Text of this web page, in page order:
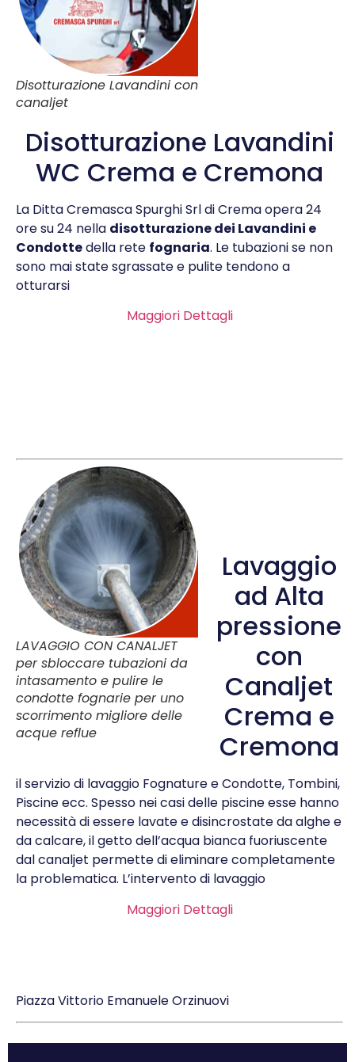
Disotturazione Lavandini con
canaljet
Disotturazione Lavandini
WC Crema e Cremona
La Ditta Cremasca Spurghi Srl di Crema opera 24
ore su 24 nella disotturazione dei Lavandini e
Condottedella rete fognaria. Le tubazioni se non
sono mai state sgrassate e pulite tendono a
otturarsi
Maggiori Dettagli
LAVAGGIO CON CANALJET
per sbloccare tubazioni da
intasamento e pulire le
condotte fognarie per uno
scorrimento migliore delle
acque reflue
Lavaggio
ad Alta
pressione
con
Canaljet
Crema e
Cremona
il servizio di lavaggio Fognature e Condotte, Tombini,
Piscine ecc. Spesso nei casi delle piscine esse hanno
necessità di essere lavate e disincrostate da alghe e
da calcare, il getto dell’acqua bianca fuoriuscente
dal canaljet permette di eliminare completamente
la problematica. L’intervento di lavaggio
Maggiori Dettagli
Piazza Vittorio Emanuele Orzinuovi